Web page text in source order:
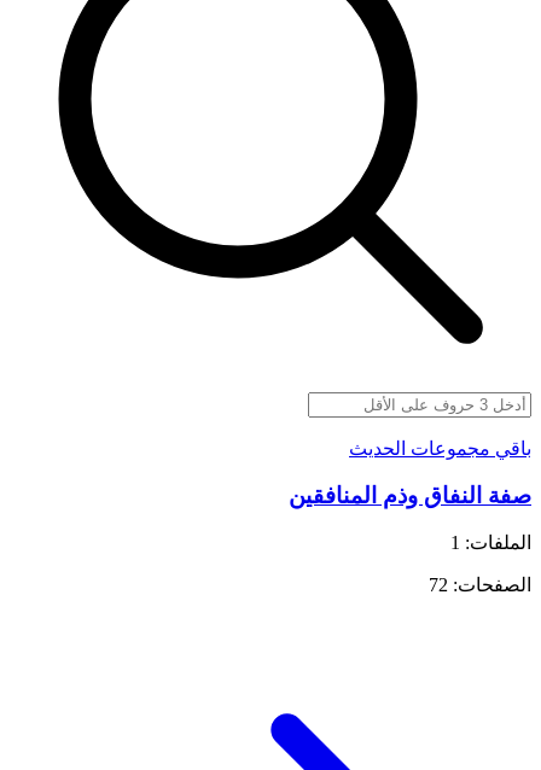
باقي مجموعات الحديث
صفة النفاق وذم المنافقين
الملفات: 1
الصفحات: 72